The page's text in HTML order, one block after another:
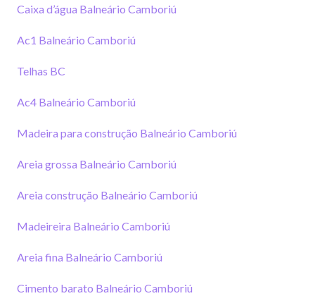
Caixa d’água Balneário Camboriú
Ac1 Balneário Camboriú
Telhas BC
Ac4 Balneário Camboriú
Madeira para construção Balneário Camboriú
Areia grossa Balneário Camboriú
Areia construção Balneário Camboriú
Madeireira Balneário Camboriú
Areia fina Balneário Camboriú
Cimento barato Balneário Camboriú